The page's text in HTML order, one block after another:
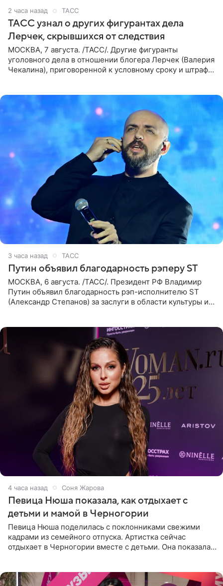
2 часа назад ТАСС
ТАСС узнал о других фигурантах дела
Лерчек, скрывшихся от следствия
МОСКВА, 7 августа. /ТАСС/. Другие фигуранты
уголовного дела в отношении блогера Лерчек (Валерия
Чекалина), приговоренной к условному сроку и штрафу,
3 часа назад ТАСС
Путин объявил благодарность рэперу ST
МОСКВА, 6 августа. /ТАСС/. Президент РФ Владимир
Путин объявил благодарность рэп-исполнителю ST
(Александр Степанов) за заслуги в области культуры и
4 часа назад Соня Жарова
Певица Нюша показала, как отдыхает с
детьми и мамой в Черногории
Певица Нюша поделилась с поклонниками свежими
кадрами из семейного отпуска. Артистка сейчас
отдыхает в Черногории вместе с детьми. Она показала,